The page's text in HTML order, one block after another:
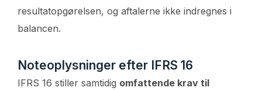
resultatopgørelsen, og aftalerne ikke indregnes i
balancen.
Noteoplysninger efter IFRS 16
IFRS 16 stiller samtidig omfattende krav til